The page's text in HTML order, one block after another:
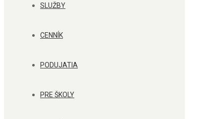
SLUŽBY
CENNÍK
PODUJATIA
PRE ŠKOLY